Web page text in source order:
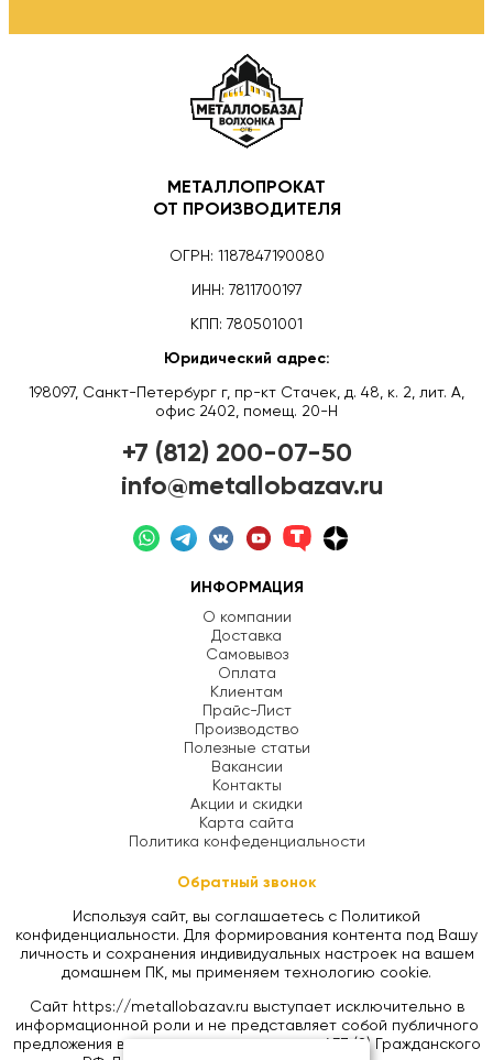
МЕТАЛЛОПРОКАТ
ОТ ПРОИЗВОДИТЕЛЯ
ОГРН: 1187847190080
ИНН: 7811700197
КПП: 780501001
Юридический адрес:
198097, Санкт-Петербург г, пр-кт Стачек, д. 48, к. 2, лит. А,
офис 2402, помещ. 20-Н
+7 (812) 200-07-50
info@metallobazav.ru
ИНФОРМАЦИЯ
О компании
Доставка
Самовывоз
Оплата
Клиентам
Прайс-Лист
Производство
Полезные статьи
Вакансии
Контакты
Акции и скидки
Карта сайта
Политика конфеденциальности
Обратный звонок
Используя сайт, вы соглашаетесь с Политикой
конфиденциальности. Для формирования контента под Вашу
личность и сохранения индивидуальных настроек на вашем
домашнем ПК, мы применяем технологию cookie.
Сайт https://metallobazav.ru выступает исключительно в
информационной роли и не представляет собой публичного
предложения в соответствии со статьей 437 (2) Гражданского